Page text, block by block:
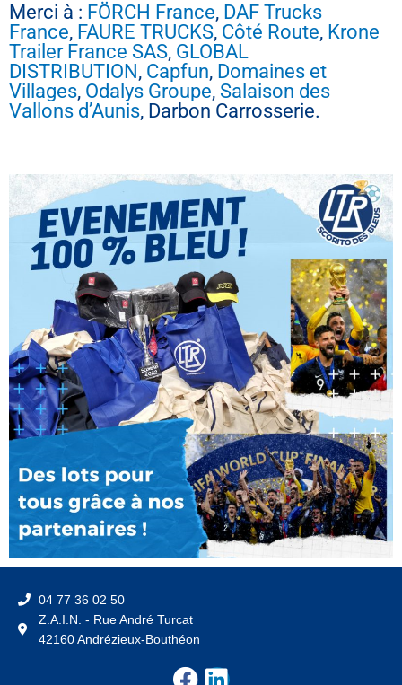
Merci à : FÖRCH France, DAF Trucks
France, FAURE TRUCKS, Côté Route, Krone
Trailer France SAS, GLOBAL
DISTRIBUTION , Capfun, Domaines et
Villages, Odalys Groupe, Salaison des
Vallons d’Aunis, Darbon Carrosserie.
04 77 36 02 50
Z.A.I.N. - Rue André Turcat
42160 Andrézieux-Bouthéon
F L